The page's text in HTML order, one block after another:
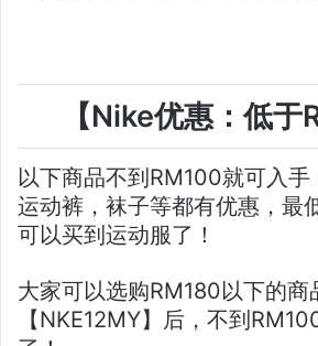
【Nike优惠：低于
以下商品不到RM100就可入手
运动裤，袜子等都有优惠，最
可以买到运动服了！
大家可以选购RM180以下的商
【NKE12MY】后，不到